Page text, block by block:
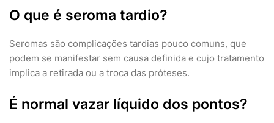
O que é seroma tardio?
Seromas são complicações tardias pouco comuns, que
podem se manifestar sem causa definida e cujo tratamento
implica a retirada ou a troca das próteses.
É normal vazar líquido dos pontos?